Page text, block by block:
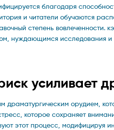
благодаря
и читатели обучаются
степень вовлеченности.
нуждающимся исследования и
усиливает
драматургическим орудием,
которое сохраняет
этот процесс, модифицируя